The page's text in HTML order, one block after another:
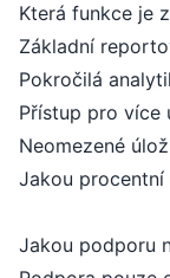
Která funkce je
Základní
Pokročilá
Přístup pro více
Neomezené
Jakou procentní
Jakou podporu